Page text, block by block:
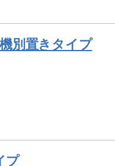
別置きタイプ
プ